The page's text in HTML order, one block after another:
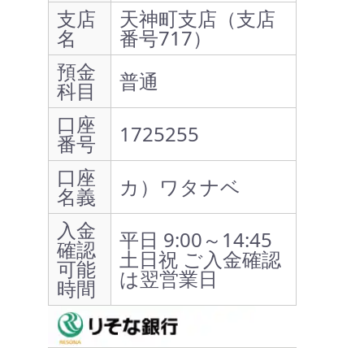
支店
名
天神町支店（支店
番号717）
預金
科目
普通
口座
番号
1725255
口座
名義
カ）ワタナベ
入金
確認
可能
時間
平日 9:00～14:45
土日祝 ご入金確認
は翌営業日